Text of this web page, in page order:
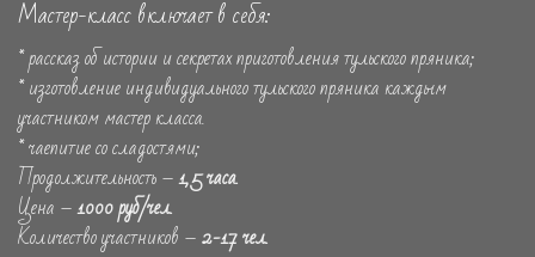
Мастер-класс включает в себя:
* рассказ об истории и секретах приготовления тульского пряника;
* изготовление индивидуального тульского пряника каждым
участником мастер класса.
* чаепитие со сладостями;
Продолжительность –1,5 часа.
Цена –1000 руб/чел.
Количество участников –2-17 чел.